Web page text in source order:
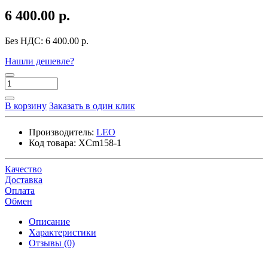
6 400.00 р.
Без НДС: 6 400.00 р.
Нашли дешевле?
В корзину Заказать в один клик
Производитель: LEO
Код товара: XCm158-1
Качество
Доставка
Оплата
Обмен
Описание
Характеристики
Отзывы (0)